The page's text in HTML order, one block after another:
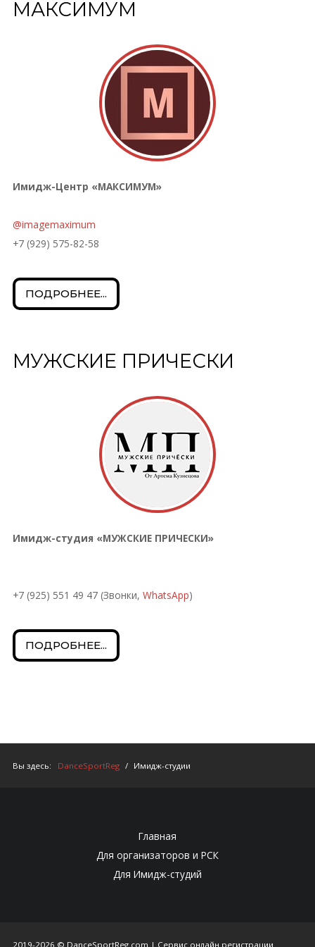
МАКСИМУМ
Имидж-Центр «МАКСИМУМ»
@imagemaximum
+7 (929) 575-82-58
ПОДРОБНЕЕ...
МУЖСКИЕ ПРИЧЕСКИ
Имидж-студия «МУЖСКИЕ ПРИЧЕСКИ»
+7 (925) 551 49 47 (Звонки, WhatsApp)
ПОДРОБНЕЕ...
Вы здесь: DanceSportReg / Имидж-студии
Главная
Для организаторов и РСК
Для Имидж-студий
2019-2026 © DanceSportReg.com | Сервис онлайн регистрации